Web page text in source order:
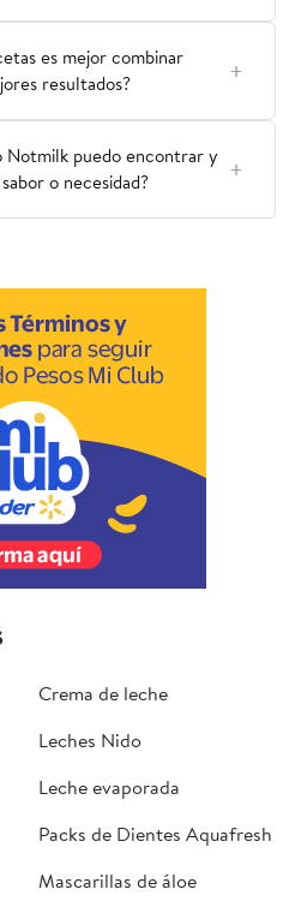
es mejor combinar
resultados?
Notmilk puedo encontrar y
o necesidad?
Crema de leche
Leches Nido
Leche evaporada
Packs de Dientes Aquafresh
Mascarillas de áloe